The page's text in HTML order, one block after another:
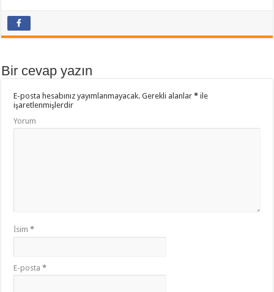
o
k
Bir cevap yazın
E-posta hesabınız yayımlanmayacak. Gerekli alanlar* ile
işaretlenmişlerdir
Yorum
İsim*
E-posta*